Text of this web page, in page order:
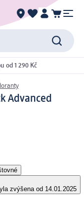
od 1 290 Kč
Advanced
zvýšena od 14.01.2025